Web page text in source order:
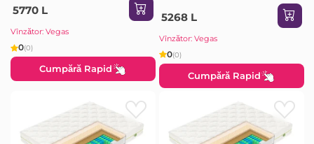
5770 L
Vînzător: Vegas
0(0)
Cumpără Rapid
5268 L
Vînzător: Vegas
0(0)
Cumpără Rapid